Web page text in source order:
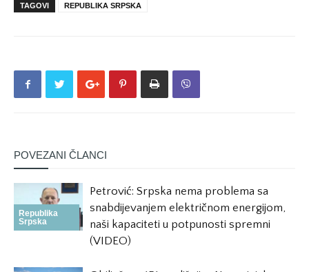
TAGOVI REPUBLIKA SRPSKA
POVEZANI ČLANCI
Republika
Srpska
Petrović: Srpska nema problema sa
snabdijevanjem električnom energijom,
naši kapaciteti u potpunosti spremni
(VIDEO)